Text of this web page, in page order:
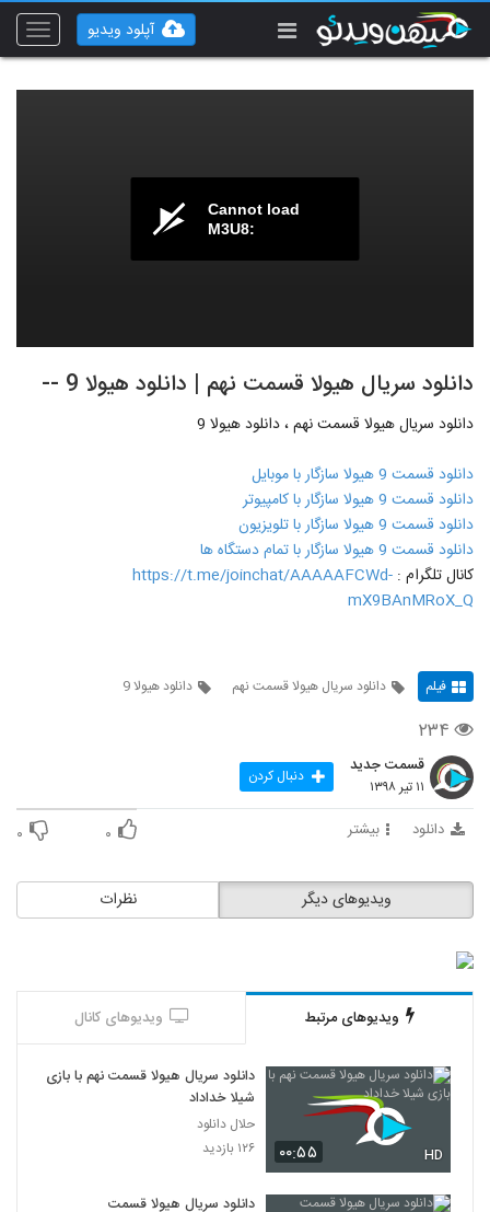
Toggle
آپلود ویدیو
Cannot load
M3U8:
دانلود سریال هیولا قسمت نهم | دانلود هیولا 9 --
دانلود سریال هیولا قسمت نهم ، دانلود هیولا 9
دانلود قسمت 9 هیولا سازگار با موبایل
دانلود قسمت 9 هیولا سازگار با کامپیوتر
دانلود قسمت 9 هیولا سازگار با تلویزیون
دانلود قسمت 9 هیولا سازگار با تمام دستگاه ها
کانال تلگرام : https://t.me/joinchat/AAAAAFCWd-
mX9BAnMRoX_Q
فیلم دانلود سریال هیولا قسمت نهم دانلود هیولا 9
۲۳۴
قسمت جدید
۱۱ تیر ۱۳۹۸ دنبال کردن
دانلود بیشتر ۰ ۰
نظرات ویدیوهای دیگر
ویدیوهای مرتبط ویدیوهای کانال
۰۰:۵۵ HD
دانلود سریال هیولا قسمت نهم با بازی
شیلا خداداد
حلال دانلود
۱۲۶ بازدید
دانلود سریال هیولا قسمت